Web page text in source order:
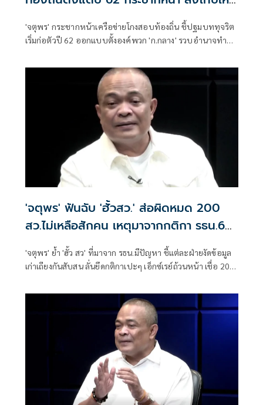
'จตุพร' กระชากหน้าเครือข่ายโกงสอบท้องถิ่น ชี้ปฐมบททุจริต
เริ่มก่อตัวปี 62 ออกแบบตั้งองค์พวก 'ก.กลาง' รวบอำนาจทำ
62 จับกุมลงโทษให้เข็ดหลาบ
'จตุพร' ฟันฉับ 'ฮั้วสว.' ส่อผิดหมด 200
สว.ไม่เหลือสักคน เหตุมาจากกติกา รธน.60
เป็นปัญหา
'จตุพร' ย้ำ 'ฮั้ว สว' ที่มาจาก รธน.มีปัญหา ชี้แต่ละฝ่ายงัดข้อมูล
เก่าเถียงกันสับสน ลั่นยึดกติกาเปะๆ เอ็กซ์เรย์ถ้วนหน้า เชื่อ 200